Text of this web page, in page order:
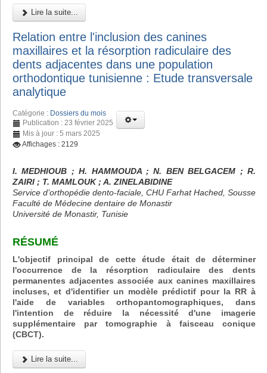
Lire la suite...
Relation entre l'inclusion des canines
maxillaires et la résorption radiculaire des
dents adjacentes dans une population
orthodontique tunisienne : Etude transversale
analytique
Catégorie : Dossiers du mois
Publication : 23 février 2025
Mis à jour : 5 mars 2025
Affichages : 2129
I. MEDHIOUB ; H. HAMMOUDA ; N. BEN BELGACEM ; R.
ZAIRI ; T. MAMLOUK ; A. ZINELABIDINE
Service d’orthopédie dento-faciale, CHU Farhat Hached, Sousse
Faculté de Médecine dentaire de Monastir
Université de Monastir, Tunisie
RÉSUMÉ
L'objectif principal de cette étude était de déterminer
l'occurrence de la résorption radiculaire des dents
permanentes adjacentes associée aux canines maxillaires
incluses, et d'identifier un modèle prédictif pour la RR à
l'aide de variables orthopantomographiques, dans
l'intention de réduire la nécessité d'une imagerie
supplémentaire par tomographie à faisceau conique
(CBCT).
Lire la suite...